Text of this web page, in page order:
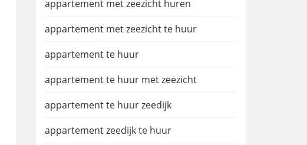
appartement met zeezicht huren
appartement met zeezicht te huur
appartement te huur
appartement te huur met zeezicht
appartement te huur zeedijk
appartement zeedijk te huur